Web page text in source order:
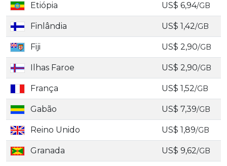
Etiópia US$ 6,94/GB
Finlândia US$ 1,42/GB
Fiji US$ 2,90/GB
Ilhas Faroe US$ 2,90/GB
França US$ 1,52/GB
Gabão US$ 7,39/GB
Reino Unido US$ 1,89/GB
Granada US$ 9,62/GB